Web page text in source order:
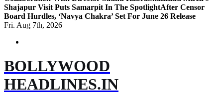
Shajapur Visit Puts Samarpit In The SpotlightAfter Censor
Board Hurdles, ‘Navya Chakra’ Set For June 26 Release
Fri. Aug 7th, 2026
BOLLYWOOD
HEADLINES.IN